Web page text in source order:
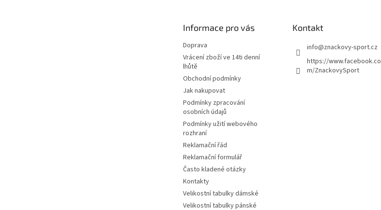
Informace pro vás
Doprava
Vrácení zboží ve 14ti denní
lhůtě
Obchodní podmínky
Jak nakupovat
Podmínky zpracování
osobních údajů
Podmínky užití webového
rozhraní
Reklamační řád
Reklamační formulář
Často kladené otázky
Kontakty
Velikostní tabulky dámské
Velikostní tabulky pánské
Kontakt
info@znackovy-sport.cz
https://www.facebook.co
m/ZnackovySport